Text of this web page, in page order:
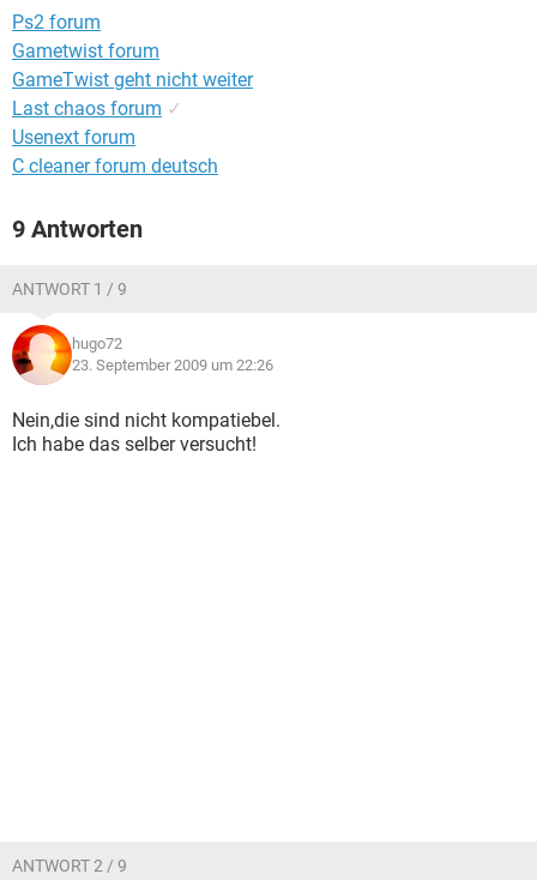
Ps2 forum
Gametwist forum
GameTwist geht nicht weiter
Last chaos forum ✓
Usenext forum
C cleaner forum deutsch
9 Antworten
ANTWORT 1 / 9
hugo72
23. September 2009 um 22:26
Nein,die sind nicht kompatiebel.
Ich habe das selber versucht!
ANTWORT 2 / 9